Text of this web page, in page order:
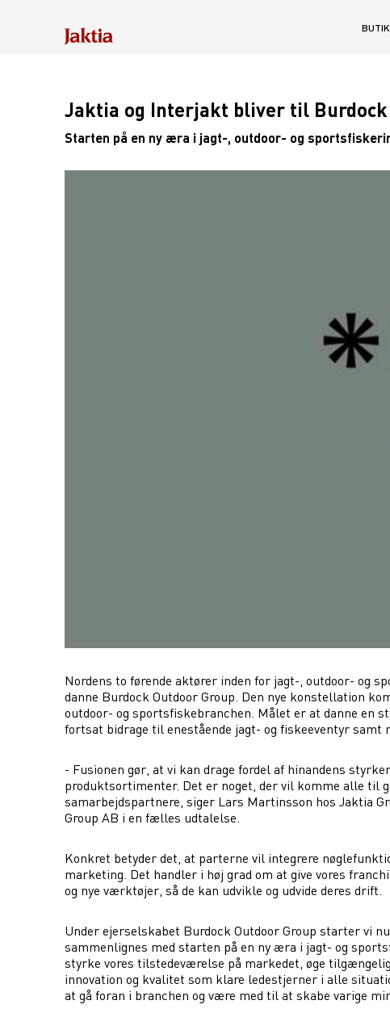
SORTIMENT (0)
INDHOLD (0)
Jaktia og Interjakt bliver til Burdock
Starten på en ny æra i jagt-, outdoor- og
Nordens to førende aktører inden for jagt-, outdoor- og
danne Burdock Outdoor Group. Den nye konstellation
outdoor- og sportsfiskebranchen. Målet er at danne en
fortsat bidrage til enestående jagt- og fiskeeventyr samt
- Fusionen gør, at vi kan drage fordel af hinandens
produktsortimenter. Det er noget, der vil komme alle til
samarbejdspartnere, siger Lars Martinsson hos Jaktia
Group AB i en fælles udtalelse.
Konkret betyder det, at parterne vil integrere
marketing. Det handler i høj grad om at give vores
og nye værktøjer, så de kan udvikle og udvide deres drift.
Under ejerselskabet Burdock Outdoor Group starter vi
sammenlignes med starten på en ny æra i jagt- og
styrke vores tilstedeværelse på markedet, øge
innovation og kvalitet som klare ledestjerner i alle
at gå foran i branchen og være med til at skabe varige